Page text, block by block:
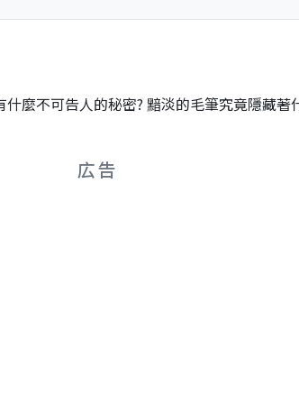
麼不可告人的秘密? 黯淡的毛筆究竟隱藏著
広告